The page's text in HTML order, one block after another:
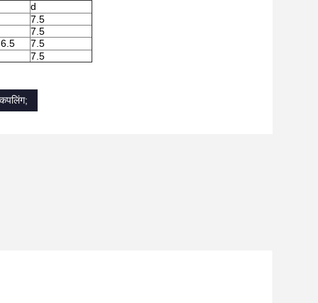
d
7.5
7.5
6.5
7.5
7.5